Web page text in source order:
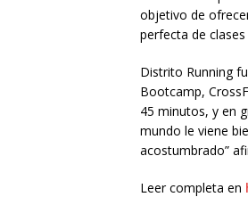
objetivo de
perfecta de
Distrito Running
Bootcamp,
45 minutos, y en
mundo le viene
acostumbrado”
Leer completa en